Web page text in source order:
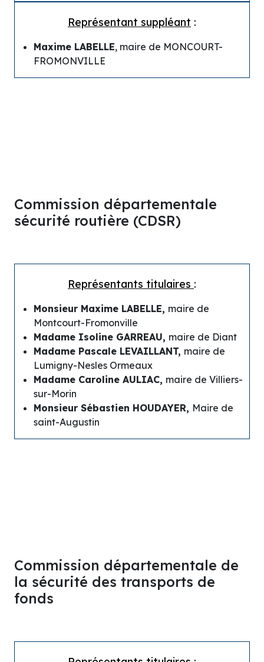
Représentant suppléant :
Maxime LABELLE, maire de MONCOURT-
FROMONVILLE
Commission départementale
sécurité routière (CDSR)
Représentants titulaires :
Monsieur Maxime LABELLE, maire de
Montcourt-Fromonville
Madame Isoline GARREAU, maire de Diant
Madame Pascale LEVAILLANT, maire de
Lumigny-Nesles Ormeaux
Madame Caroline AULIAC, maire de Villiers-
sur-Morin
Monsieur Sébastien HOUDAYER, Maire de
saint-Augustin
Commission départementale de
la sécurité des transports de
fonds